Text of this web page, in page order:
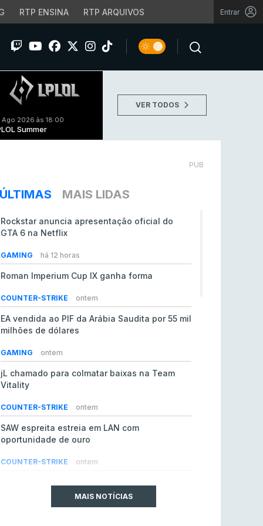
RTP ENSINA RTP ARQUIVOS Entrar
Ago 2026 às 18:00
Summer
VER TODOS
PUB
ÚLTIMAS MAIS LIDAS
Rockstar anuncia apresentação oficial do
GTA 6 na Netflix
GAMING há 12 horas
Roman Imperium Cup IX ganha forma
COUNTER-STRIKE ontem
EA vendida ao PIF da Arábia Saudita por 55 mil
milhões de dólares
GAMING ontem
jL chamado para colmatar baixas na Team
Vitality
COUNTER-STRIKE ontem
SAW espreita estreia em LAN com
oportunidade de ouro
COUNTER-STRIKE ontem
do Counter-Strike 2MAIS NOTÍCIAS